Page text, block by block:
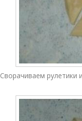
Сворачиваем рулетики